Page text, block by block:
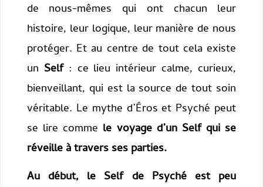
de nous-mêmes qui ont chacun leur
histoire, leur logique, leur manière de nous
protéger. Et au centre de tout cela existe
un Self: ce lieu intérieur calme, curieux,
bienveillant, qui est la source de tout soin
véritable. Le mythe d’Éros et Psyché peut
se lire comme le voyage d’un Self qui se
réveille à travers ses parties.
Au début, le Self de Psyché est peu